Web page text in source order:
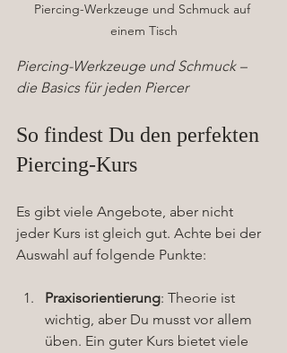
Piercing-Werkzeuge und Schmuck auf
einem Tisch
Piercing-Werkzeuge und Schmuck –
die Basics für jeden Piercer
So findest Du den perfekten
Piercing-Kurs
Es gibt viele Angebote, aber nicht
jeder Kurs ist gleich gut. Achte bei der
Auswahl auf folgende Punkte:
Praxisorientierung: Theorie ist
wichtig, aber Du musst vor allem
üben. Ein guter Kurs bietet viele